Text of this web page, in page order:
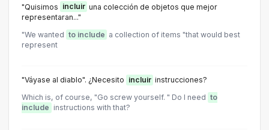
"Quisimos incluir una colección de objetos que mejor
representaran..."
"We wanted to include a collection of items "that would best
represent
"Váyase al diablo". ¿Necesito incluir instrucciones?
Which is, of course, "Go screw yourself. " Do I need to
include instructions with that?